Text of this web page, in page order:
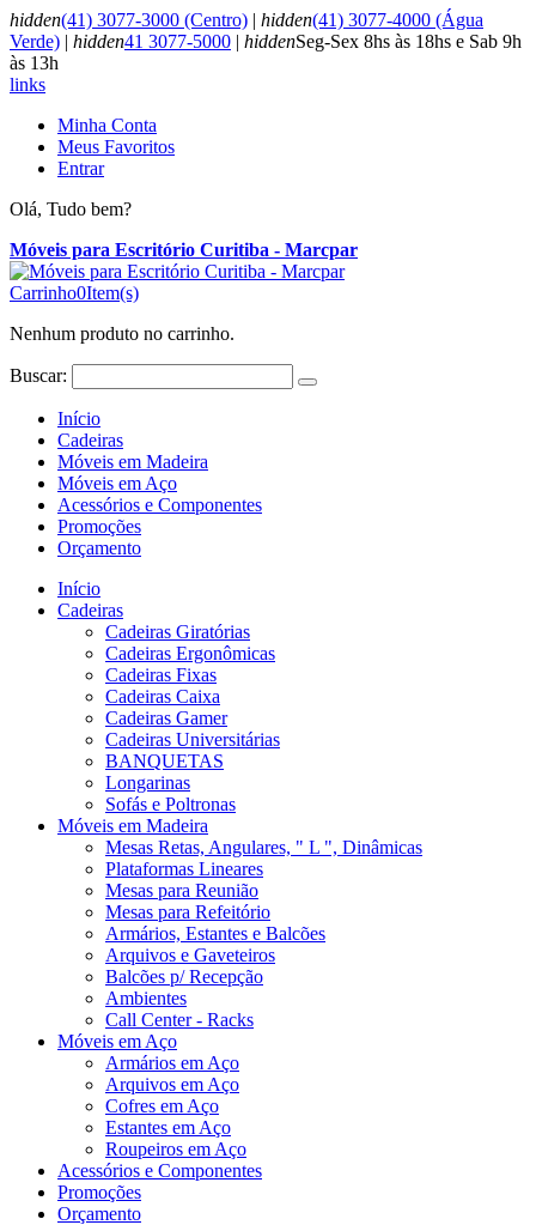
hidden(41) 3077-3000 (Centro) | hidden(41) 3077-4000 (Água
Verde) | hidden41 3077-5000 | hiddenSeg-Sex 8hs às 18hs e Sab 9h
às 13h
links
Minha Conta
Meus Favoritos
Entrar
Olá, Tudo bem?
Móveis para Escritório Curitiba - Marcpar
Carrinho0Item(s)
Nenhum produto no carrinho.
Buscar:
Início
Cadeiras
Móveis em Madeira
Móveis em Aço
Acessórios e Componentes
Promoções
Orçamento
Início
Cadeiras
Cadeiras Giratórias
Cadeiras Ergonômicas
Cadeiras Fixas
Cadeiras Caixa
Cadeiras Gamer
Cadeiras Universitárias
BANQUETAS
Longarinas
Sofás e Poltronas
Móveis em Madeira
Mesas Retas, Angulares, " L ", Dinâmicas
Plataformas Lineares
Mesas para Reunião
Mesas para Refeitório
Armários, Estantes e Balcões
Arquivos e Gaveteiros
Balcões p/ Recepção
Ambientes
Call Center - Racks
Móveis em Aço
Armários em Aço
Arquivos em Aço
Cofres em Aço
Estantes em Aço
Roupeiros em Aço
Acessórios e Componentes
Promoções
Orçamento